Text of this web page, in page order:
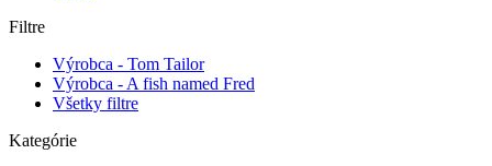
Filtre
Výrobca - Tom Tailor
Výrobca - A fish named Fred
Všetky filtre
Kategórie